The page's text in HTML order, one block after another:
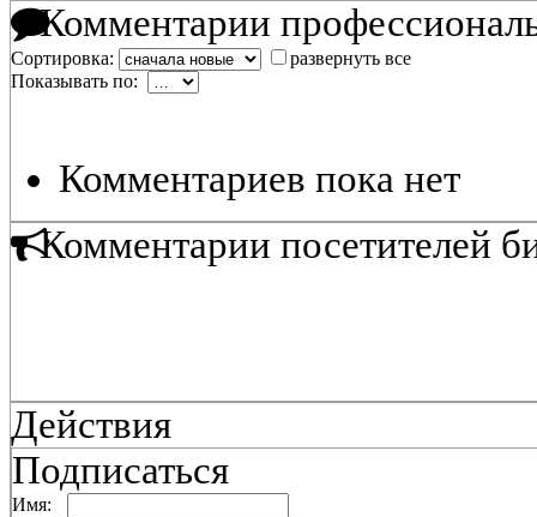
Комментарии
Сортировка:
развернуть все
Показывать по:
Комментариев пока нет
Комментарии посетителей
Действия
Подписаться
Имя: